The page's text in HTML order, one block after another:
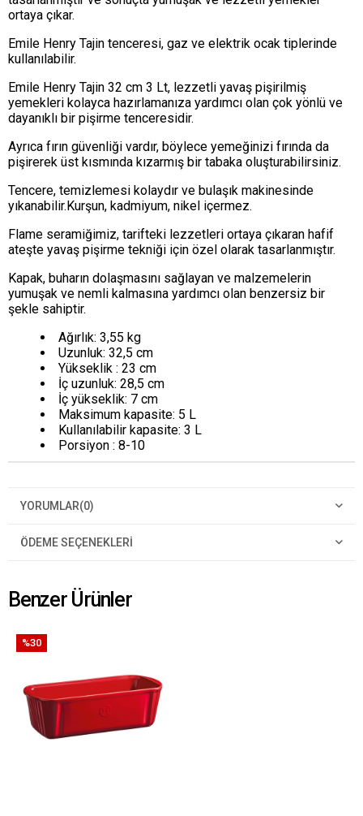
ortaya çıkar.
Emile Henry Tajin tenceresi, gaz ve elektrik ocak tiplerinde
kullanılabilir.
Emile Henry Tajin 32 cm 3 Lt, lezzetli yavaş pişirilmiş
yemekleri kolayca hazırlamanıza yardımcı olan çok yönlü ve
dayanıklı bir pişirme tenceresidir.
Ayrıca fırın güvenliği vardır, böylece yemeğinizi fırında da
pişirerek üst kısmında kızarmış bir tabaka oluşturabilirsiniz.
Tencere, temizlemesi kolaydır ve bulaşık makinesinde
yıkanabilir.Kurşun, kadmiyum, nikel içermez.
Flame seramiğimiz, tarifteki lezzetleri ortaya çıkaran hafif
ateşte yavaş pişirme tekniği için özel olarak tasarlanmıştır.
Kapak, buharın dolaşmasını sağlayan ve malzemelerin
yumuşak ve nemli kalmasına yardımcı olan benzersiz bir
şekle sahiptir.
Ağırlık: 3,55 kg
Uzunluk: 32,5 cm
Yükseklik : 23 cm
İç uzunluk: 28,5 cm
İç yükseklik: 7 cm
Maksimum kapasite: 5 L
Kullanılabilir kapasite: 3 L
Porsiyon : 8-10
YORUMLAR(0)
ÖDEME SEÇENEKLERI
Benzer Ürünler
%30